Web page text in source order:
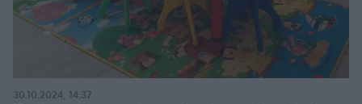
30.10.2024, 14:37